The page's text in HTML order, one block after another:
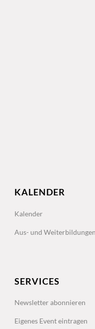
KALENDER
Kalender
Aus- und Weiterbildungen
SERVICES
Newsletter abonnieren
Eigenes Event eintragen